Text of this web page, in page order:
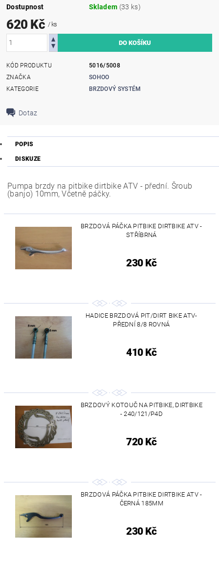
Dostupnost Skladem (33 ks)
620 Kč / ks
KÓD PRODUKTU
5016/5008
ZNAČKA
SOHOO
KATEGORIE
BRZDOVÝ SYSTÉM
Dotaz
POPIS
DISKUZE
Pumpa brzdy na pitbike dirtbike ATV - přední. Šroub
(banjo) 10mm, Včetně páčky.
BRZDOVÁ PÁČKA PITBIKE DIRTBIKE ATV -
STŘÍBRNÁ
230 Kč
HADICE BRZDOVÁ PIT/DIRT BIKE ATV-
PŘEDNÍ 8/8 ROVNÁ
410 Kč
BRZDOVÝ KOTOUČ NA PITBIKE, DIRTBIKE
- 240/121/P4D
720 Kč
BRZDOVÁ PÁČKA PITBIKE DIRTBIKE ATV -
ČERNÁ 185MM
230 Kč